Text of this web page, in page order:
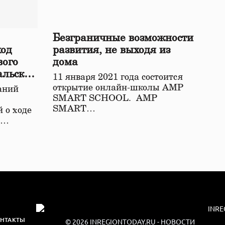
о ходе
Безграничные возможности
развития, не выходя из
дома
11 января 2021 года состоится
открытие онлайн-школы АМР
SMART SCHOOL. АМР
SMART…
© 2026 INREGIONTODAY.RU - НОВОСТИ